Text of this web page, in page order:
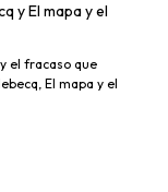
y El mapa y el
el fracaso que
El mapa y el